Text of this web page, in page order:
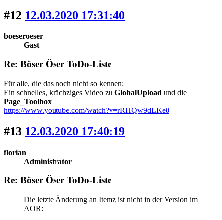
#12 12.03.2020 17:31:40
boeseroeser
Gast
Re: Böser Öser ToDo-Liste
Für alle, die das noch nicht so kennen:
Ein schnelles, krächziges Video zu GlobalUpload und die
Page_Toolbox
https://www.youtube.com/watch?v=rRHQw9dLKe8
#13 12.03.2020 17:40:19
florian
Administrator
Re: Böser Öser ToDo-Liste
Die letzte Änderung an Itemz ist nicht in der Version im
AOR: